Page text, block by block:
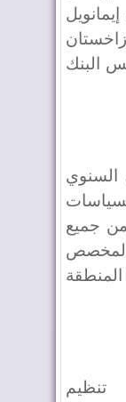
البنك
السنوي
من جميع
تنظيم